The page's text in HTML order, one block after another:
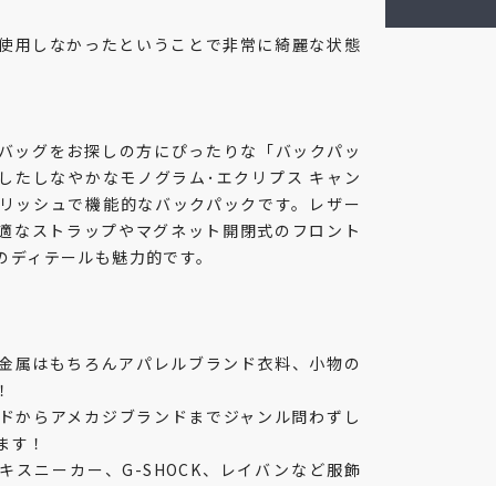
用しなかったということで非常に綺麗な状態
ッグをお探しの方にぴったりな「バックパッ
たしなやかなモノグラム･エクリプス キャン
ッシュで機能的なバックパックです。レザー
なストラップやマグネット開閉式のフロント
ィテールも魅力的です。
属はもちろんアパレルブランド衣料、小物の
からアメカジブランドまでジャンル問わずし
す！
スニーカー、G-SHOCK、レイバンなど服飾